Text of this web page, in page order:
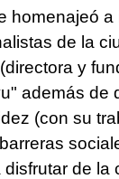
homenajeó a
de la
y
además de
(con su
de la